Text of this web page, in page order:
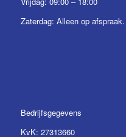
Zaterdag: Alleen op afspraak.
Bedrijfsgegevens
KvK: 27313660